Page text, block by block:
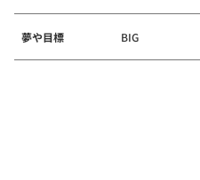
夢や目標 BIG